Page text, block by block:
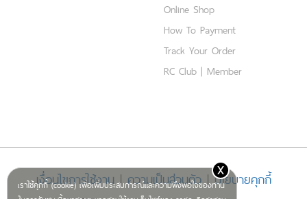
เราใช้คุกกี้ (cookie) เพื่อเพิ่มประสบการณ์และความพึงพอใจของท่าน
x
Online Shop
How To Payment
Track Your Order
RC Club | Member
เงื่อนไขการใช้งาน|ความเป็นส่วนตัว|นโยบายคุกกี้